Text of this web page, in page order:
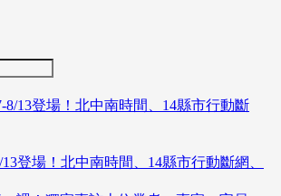
登場！北中南時間、14縣市行動斷網、